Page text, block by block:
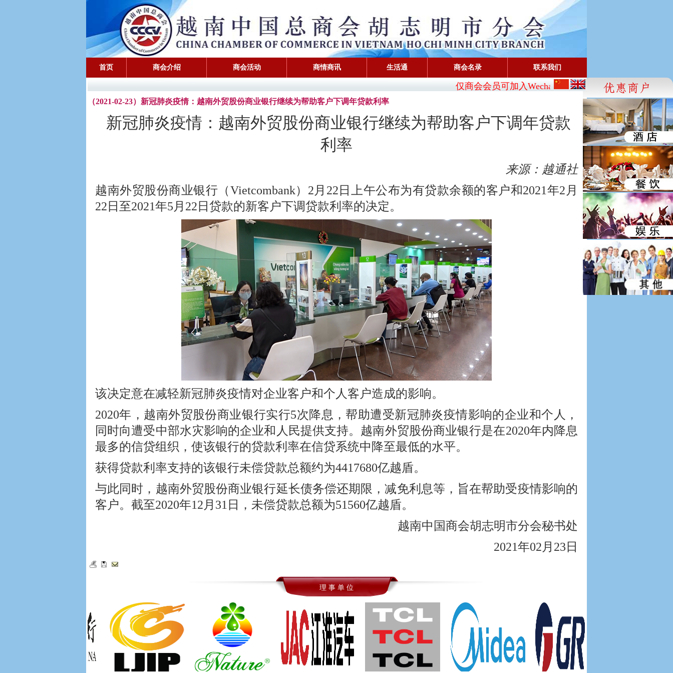
首页 商会介绍 商会活动 商情商讯 生活通 商会名录 联系我们
仅商会会员可加入Wechat: CBA_SG - FaceBook:
（2021-02-23）新冠肺炎疫情：越南外贸股份商业银行继续为帮助客户下调年贷款利率
新冠肺炎疫情：越南外贸股份商业银行继续为帮助客户下调年贷款
利率
来源：越通社
越南外贸股份商业银行（Vietcombank）2月22日上午公布为有贷款余额的客户和2021年2月
22日至2021年5月22日贷款的新客户下调贷款利率的决定。
该决定意在减轻新冠肺炎疫情对企业客户和个人客户造成的影响。
2020年，越南外贸股份商业银行实行5次降息，帮助遭受新冠肺炎疫情影响的企业和个人，
同时向遭受中部水灾影响的企业和人民提供支持。越南外贸股份商业银行是在2020年内降息
最多的信贷组织，使该银行的贷款利率在信贷系统中降至最低的水平。
获得贷款利率支持的该银行未偿贷款总额约为4417680亿越盾。
与此同时，越南外贸股份商业银行延长债务偿还期限，减免利息等，旨在帮助受疫情影响的
客户。截至2020年12月31日，未偿贷款总额为51560亿越盾。
越南中国商会胡志明市分会秘书处
2021年02月23日
理 事 单 位